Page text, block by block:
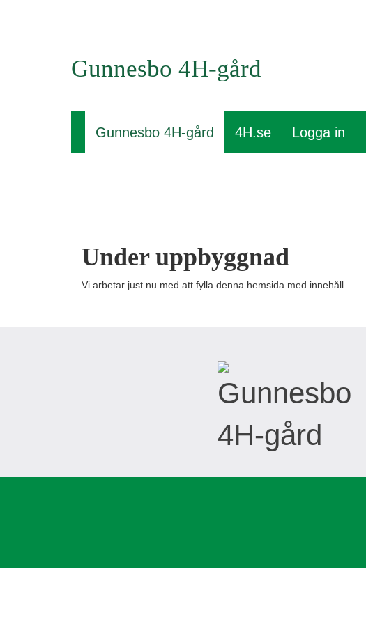
Gunnesbo 4H-gård
Gunnesbo 4H-gård 4H.se Logga in
Under uppbyggnad
Vi arbetar just nu med att fylla denna hemsida med innehåll.